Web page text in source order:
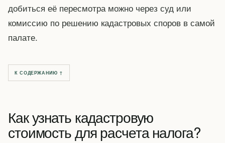
добиться её пересмотра можно через суд или
комиссию по решению кадастровых споров в самой
палате.
К СОДЕРЖАНИЮ ↑
Как узнать кадастровую
стоимость для расчета налога?